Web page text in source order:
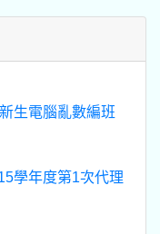
生電腦亂數編班
學年度第1次代理